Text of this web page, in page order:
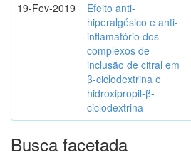
19-Fev-2019
Efeito anti-
hiperalgésico e anti-
inflamatório dos
complexos de
inclusão de citral em
β-ciclodextrina e
hidroxipropil-β-
ciclodextrina
Busca facetada